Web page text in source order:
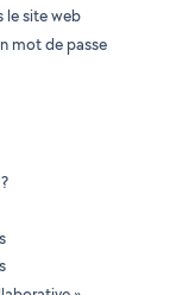
le site web
mot de passe